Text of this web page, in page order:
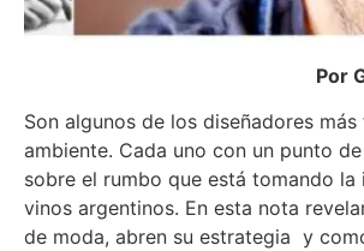
Por
Son algunos de los diseñadores
ambiente. Cada uno con un punto
sobre el rumbo que está tomando la
vinos argentinos. En esta nota
de moda, abren su estrategia y